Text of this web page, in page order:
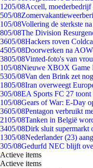
1205/08Accell, moederbedrijf
505/08
105/08Vollering de sterkste
805/08The Division
3605/08Hackers roven
4505/08Doorwerken na
3805/08Vinted-foto's van
105/08Nieuwe XBOX Game
5305/08Van den Brink zet
1805/08Iran overweegt
305/08EA Sports FC 27
105/08Gears of War: E-Day
3605/08Pentagon verbruikt
2105/08Tanken in België
3405/08Dirk sluit supermarkt
1305/08Nederlander (23)
305/08Gedurfd NEC blijft
Actieve items
Actieve items